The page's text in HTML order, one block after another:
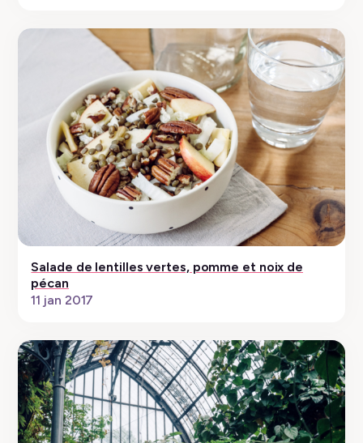
Salade de lentilles vertes, pomme et noix de
pécan
11 jan 2017